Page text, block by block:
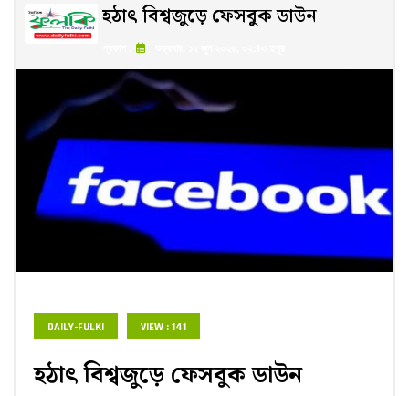
হঠাৎ বিশ্বজুড়ে ফেসবুক ডাউন
DAILY-FULKI VIEW : 141
হঠাৎ বিশ্বজুড়ে ফেসবুক ডাউন